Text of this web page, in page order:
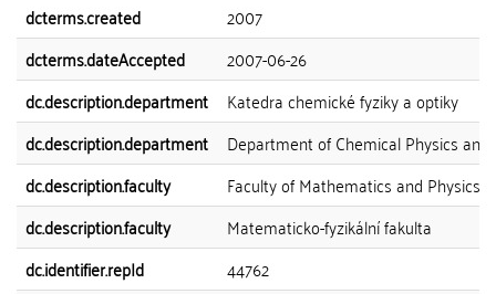
dcterms.created
2007
dcterms.dateAccepted
2007-06-26
dc.description.department
Katedra chemické fyziky a optiky
dc.description.department
Department of Chemical Physics
dc.description.faculty
Faculty of Mathematics and Physics
dc.description.faculty
Matematicko-fyzikální fakulta
dc.identifier.repId
44762